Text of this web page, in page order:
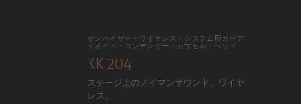
ゼンハイザー・ワイヤレス・システム用カーデ
ィオイド・コンデンサー・カプセル・ヘッド
KK 204
ステージ上のノイマンサウンド。ワイヤ
レス。